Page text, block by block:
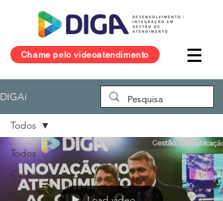
Chame pelo videoatendimento
DIGAí
Todos
Cases
ESG
Todos